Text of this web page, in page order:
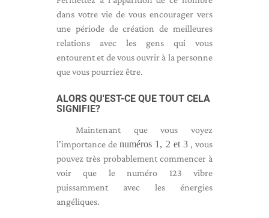
dans votre vie de vous encourager vers
une période de création de meilleures
relations avec les gens qui vous
entourent et de vous ouvrir à la personne
que vous pourriez être.
ALORS QU'EST-CE QUE TOUT CELA
SIGNIFIE?
Maintenant que vous voyez
l'importance denuméros 1, 2 et 3, vous
pouvez très probablement commencer à
voir que le numéro 123 vibre
puissamment avec les énergies
angéliques.